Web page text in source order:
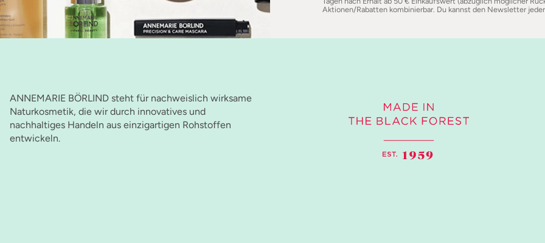
Aktionen/Rabatten kombinierbar. Du kannst den Newsletter
ANNEMARIE BÖRLIND steht für nachweislich wirksame
Naturkosmetik, die wir durch innovatives und
nachhaltiges Handeln aus einzigartigen Rohstoffen
entwickeln.